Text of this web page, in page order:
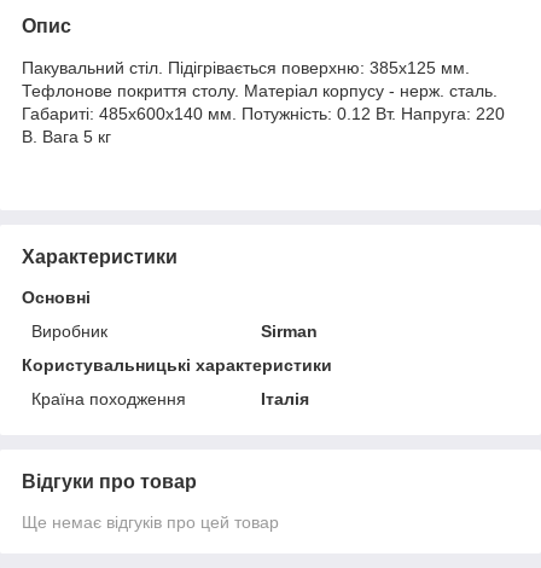
Опис
Пакувальний стіл. Підігрівається поверхню: 385х125 мм.
Тефлонове покриття столу. Матеріал корпусу - нерж. сталь.
Габариті: 485х600х140 мм. Потужність: 0.12 Вт. Напруга: 220
В. Вага 5 кг
Характеристики
Основні
Виробник
Sirman
Користувальницькі характеристики
Країна походження
Італія
Відгуки про товар
Ще немає відгуків про цей товар